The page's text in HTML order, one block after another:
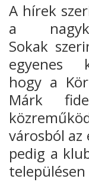
A hírek
a
Sokak
egyenes
hogy a
Márk
városból
pedig a